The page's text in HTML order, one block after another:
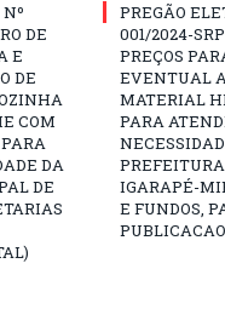
DE
E
DE
COM
DA
DE
PREGÃO
001/2024-
PREÇOS
EVENTUAL
MATERIAL
PARA
IGARAPÉ-
E FUNDOS,